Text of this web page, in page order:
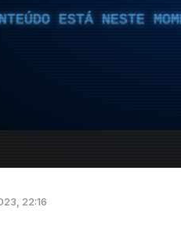
ESTÁ NESTE
22:16